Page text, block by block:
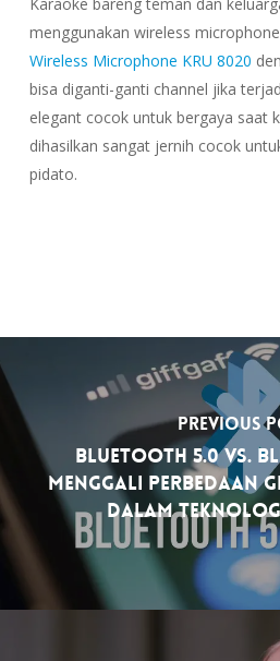
menggunakan wireless
Wireless Microphone KRU 8020
bisa diganti-ganti channel jika
elegant cocok untuk bergaya saat
dihasilkan sangat jernih cocok
pidato.
Previous
Bluetooth 5.0 vs.
Menggali Perbedaan
dalam